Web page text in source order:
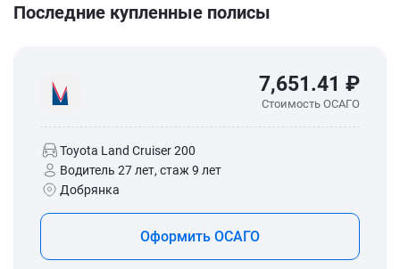
Последние купленные полисы
7,651.41 ₽
Стоимость ОСАГО
Toyota Land Cruiser 200
Водитель 27 лет, стаж 9 лет
Добрянка
Оформить ОСАГО